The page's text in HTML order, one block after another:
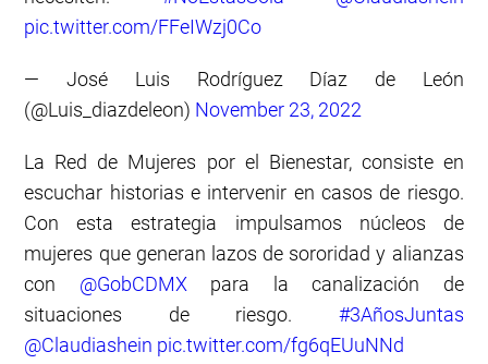
pic.twitter.com/FFeIWzj0Co
— José Luis Rodríguez Díaz de León
(@Luis_diazdeleon) November 23, 2022
La Red de Mujeres por el Bienestar, consiste en
escuchar historias e intervenir en casos de riesgo.
Con esta estrategia impulsamos núcleos de
mujeres que generan lazos de sororidad y alianzas
con @GobCDMXpara la canalización de
situaciones de riesgo. #3AñosJuntas
@Claudiashein pic.twitter.com/fg6qEUuNNd